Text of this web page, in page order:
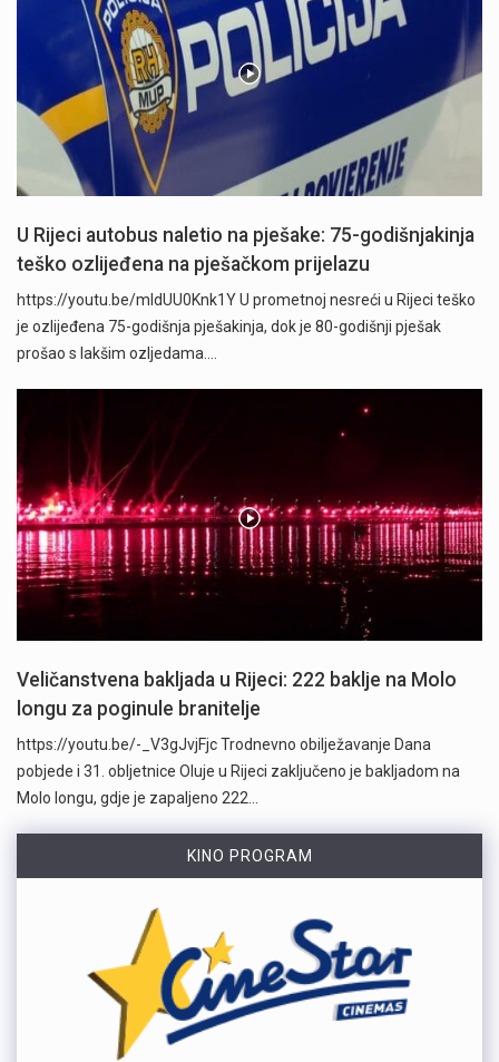
U Rijeci autobus naletio na pješake: 75-godišnjakinja
teško ozlijeđena na pješačkom prijelazu
https://youtu.be/mldUU0Knk1Y U prometnoj nesreći u Rijeci teško
je ozlijeđena 75-godišnja pješakinja, dok je 80-godišnji pješak
prošao s lakšim ozljedama.…
Veličanstvena bakljada u Rijeci: 222 baklje na Molo
longu za poginule branitelje
https://youtu.be/-_V3gJvjFjc Trodnevno obilježavanje Dana
pobjede i 31. obljetnice Oluje u Rijeci zaključeno je bakljadom na
Molo longu, gdje je zapaljeno 222…
KINO PROGRAM